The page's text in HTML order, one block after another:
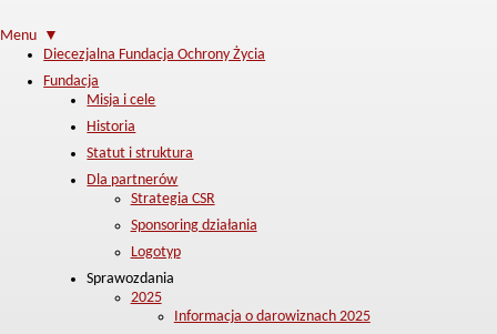
Menu ▼
Diecezjalna Fundacja Ochrony Życia
Fundacja
Misja i cele
Historia
Statut i struktura
Dla partnerów
Strategia CSR
Sponsoring działania
Logotyp
Sprawozdania
2025
Informacja o darowiznach 2025